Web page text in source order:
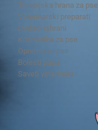
Terapijska hrana za pse
Veterinarski preparati
Dodaci ishrani
Kozmetika za pse
Oprema za pse
Bolesti pasa
Saveti veterinara